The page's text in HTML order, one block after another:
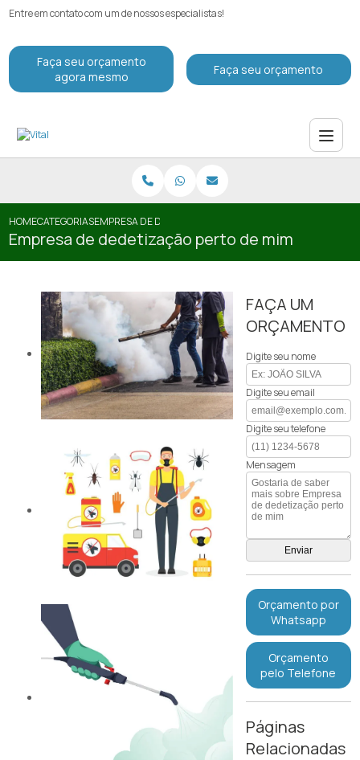
Entre em contato com um de nossos especialistas!
Faça seu orçamento
agora mesmo
Faça seu orçamento
HOMECATEGORIASEMPRESA DE DEDETIZAÇÃO PERTO DE MIM
Empresa de dedetização perto de mim
FAÇA UM
ORÇAMENTO
Digite seu nome
Digite seu email
Digite seu telefone
Mensagem
Orçamento por
Whatsapp
Orçamento
pelo Telefone
Páginas
Relacionadas